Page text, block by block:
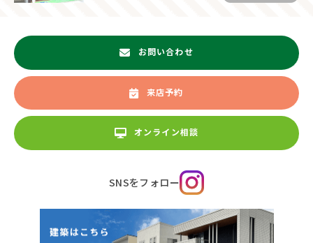
お問い合わせ
来店予約
オンライン相談
SNSをフォロー